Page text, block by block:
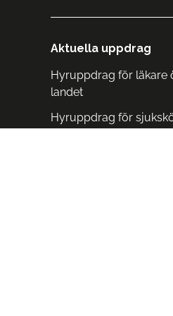
Aktuella uppdrag
Hyruppdrag för läkare
landet
Hyruppdrag för